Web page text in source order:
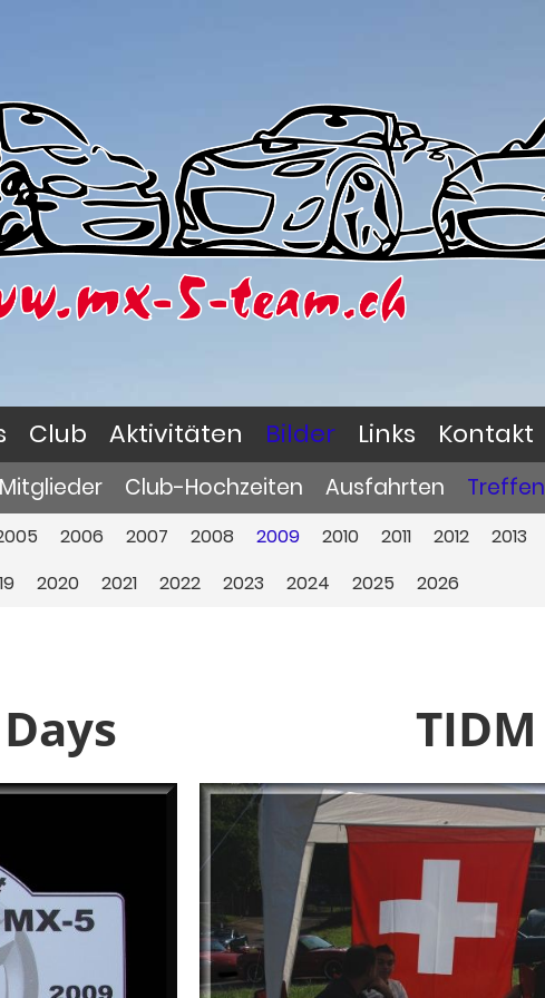
Club Aktivitäten Bilder Links Kontakt
Club-Hochzeiten Ausfahrten Treffen
2006 2007 2008 2009 2010 2011 2012 2013
2020 2021 2022 2023 2024 2025 2026
TIDM